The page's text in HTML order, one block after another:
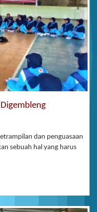
dan penguasaan
sebuah hal yang harus